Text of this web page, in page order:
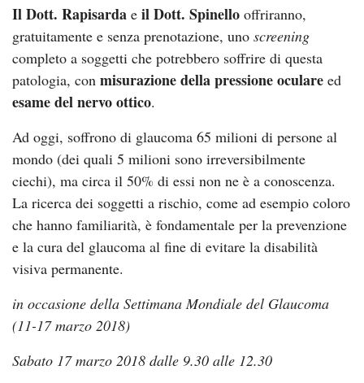
Il Dott. Rapisarda e il Dott. Spinello offriranno,
gratuitamente e senza prenotazione, uno screening
completo a soggetti che potrebbero soffrire di questa
patologia, con misurazione della pressione oculare ed
esame del nervo ottico.
Ad oggi, soffrono di glaucoma 65 milioni di persone al
mondo (dei quali 5 milioni sono irreversibilmente
ciechi), ma circa il 50% di essi non ne è a conoscenza.
La ricerca dei soggetti a rischio, come ad esempio coloro
che hanno familiarità, è fondamentale per la prevenzione
e la cura del glaucoma al fine di evitare la disabilità
visiva permanente.
in occasione della Settimana Mondiale del Glaucoma
(11-17 marzo 2018)
Sabato 17 marzo 2018 dalle 9.30 alle 12.30